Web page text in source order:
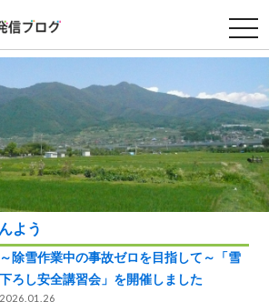
t
o
g
e
n
a
v
i
g
a
t
i
o
よう
～除雪作業中の事故ゼロを目指して～「雪
下ろし安全講習会」を開催しました
2026.01.26